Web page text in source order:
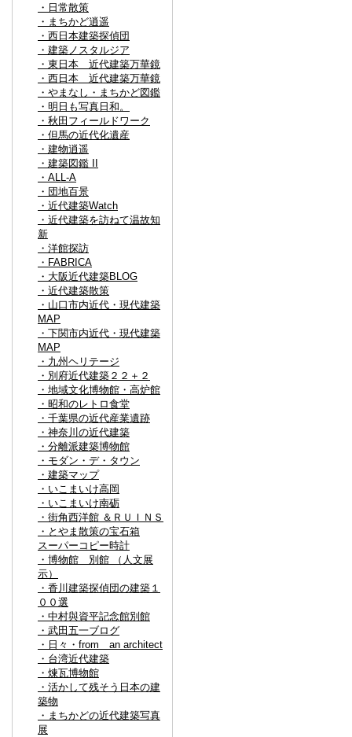
・日常散策
・まちかど逍遥
・西日本建築探偵団
・建築ノスタルジア
・東日本 近代建築万華鏡
・西日本 近代建築万華鏡
・やまなし・まちかど図鑑
・明日も写真日和。
・秋田フィールドワーク
・但馬の近代化遺産
・建物逍遥
・建築図鑑 II
・ALL-A
・団地百景
・近代建築Watch
・近代建築を訪ねて温故知
新
・洋館探訪
・FABRICA
・大阪近代建築BLOG
・近代建築散策
・山口市内近代・現代建築
MAP
・下関市内近代・現代建築
MAP
・九州ヘリテージ
・別府近代建築２２＋２
・地域文化博物館・高炉館
・昭和のレトロ食堂
・千葉県の近代産業遺跡
・神奈川の近代建築
・分離派建築博物館
・モダン・デ・タウン
・建築マップ
・いこまいけ高岡
・いこまいけ南砺
・街角西洋館 ＆ＲＵＩＮＳ
・とやま散策の宝石箱
スーパーコピー時計
・博物館 別館 （人文展
示）
・香川建築探偵団の建築１
００選
・中村與資平記念館別館
・武田五一ブログ
・日々・from an architect
・台湾近代建築
・煉瓦博物館
・活かして残そう日本の建
築物
・まちかどの近代建築写真
展